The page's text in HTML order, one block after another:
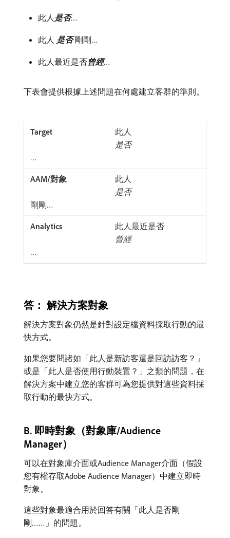
此人​ 是否…
此人​ 是否​剛剛…
此人最近是否​曾經…
下表會提供根據上述問題在何處建立客群的準則。
此人​
是否
…
此人​
是否
​剛剛…
此人最近是否​
曾經
…
答： 解決方案對象
解決方案對象仍然是針對設定檔資料採取行動的最
快方式。
如果您要問諸如「此人是新訪客還是回訪訪客？」
或是「此人是否使用行動裝置？」之類的問題，在
解決方案中建立您的客群可為您提供對這些資料採
取行動的最快方式。
B. 即時對象（對象庫/Audience
Manager）
可以在對象庫介面或Audience Manager介面（假設
您有權存取Adobe Audience Manager）中建立即時
對象。
這些對象最適合用於回答有關「此人是否剛
剛……」的問題。